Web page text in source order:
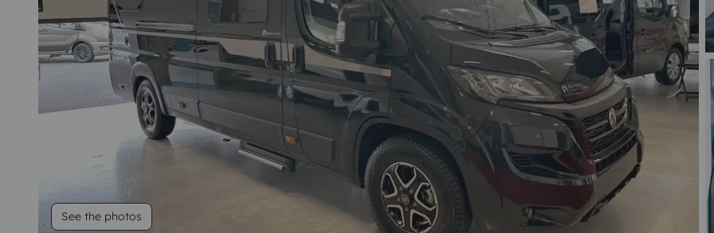
See the photos